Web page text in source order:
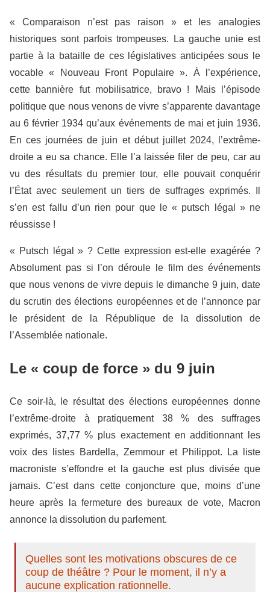
« Comparaison n’est pas raison » et les analogies
historiques sont parfois trompeuses. La gauche unie est
partie à la bataille de ces législatives anticipées sous le
vocable « Nouveau Front Populaire ». À l’expérience,
cette bannière fut mobilisatrice, bravo ! Mais l’épisode
politique que nous venons de vivre s’apparente davantage
au 6 février 1934 qu’aux événements de mai et juin 1936.
En ces journées de juin et début juillet 2024, l’extrême-
droite a eu sa chance. Elle l’a laissée filer de peu, car au
vu des résultats du premier tour, elle pouvait conquérir
l’État avec seulement un tiers de suffrages exprimés. Il
s’en est fallu d’un rien pour que le « putsch légal » ne
réussisse !
« Putsch légal » ? Cette expression est-elle exagérée ?
Absolument pas si l’on déroule le film des événements
que nous venons de vivre depuis le dimanche 9 juin, date
du scrutin des élections européennes et de l’annonce par
le président de la République de la dissolution de
l’Assemblée nationale.
Le « coup de force » du 9 juin
Ce soir-là, le résultat des élections européennes donne
l’extrême-droite à pratiquement 38 % des suffrages
exprimés, 37,77 % plus exactement en additionnant les
voix des listes Bardella, Zemmour et Philippot. La liste
macroniste s’effondre et la gauche est plus divisée que
jamais. C’est dans cette conjoncture que, moins d’une
heure après la fermeture des bureaux de vote, Macron
annonce la dissolution du parlement.
Quelles sont les motivations obscures de ce
coup de théâtre ? Pour le moment, il n’y a
aucune explication rationnelle.